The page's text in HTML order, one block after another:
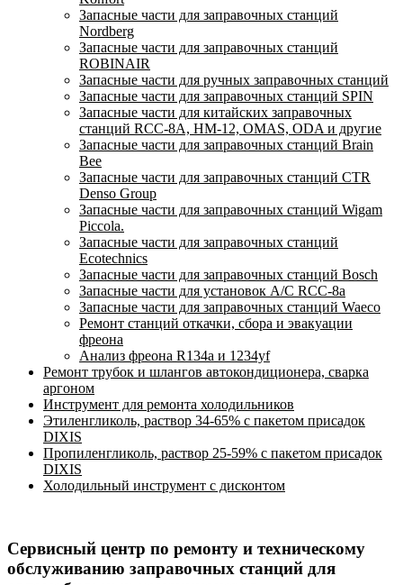
Запасные части для заправочных станций
Nordberg
Запасные части для заправочных станций
ROBINAIR
Запасные части для ручных заправочных станций
Запасные части для заправочных станций SPIN
Запасные части для китайских заправочных
станций RCC-8A, HM-12, OMAS, ODA и другие
Запасные части для заправочных станций Brain
Bee
Запасные части для заправочных станций CTR
Denso Group
Запасные части для заправочных станций Wigam
Piccola.
Запасные части для заправочных станций
Ecotechnics
Запасные части для заправочных станций Bosch
Запасные части для установок A/C RCC-8a
Запасные части для заправочных станций Waeco
Ремонт станций откачки, сбора и эвакуации
фреона
Анализ фреона R134a и 1234yf
Ремонт трубок и шлангов автокондиционера, сварка
аргоном
Инструмент для ремонта холодильников
Этиленгликоль, раствор 34-65% с пакетом присадок
DIXIS
Пропиленгликоль, раствор 25-59% с пакетом присадок
DIXIS
Холодильный инструмент с дисконтом
Сервисный центр по ремонту и техническому
обслуживанию заправочных станций для